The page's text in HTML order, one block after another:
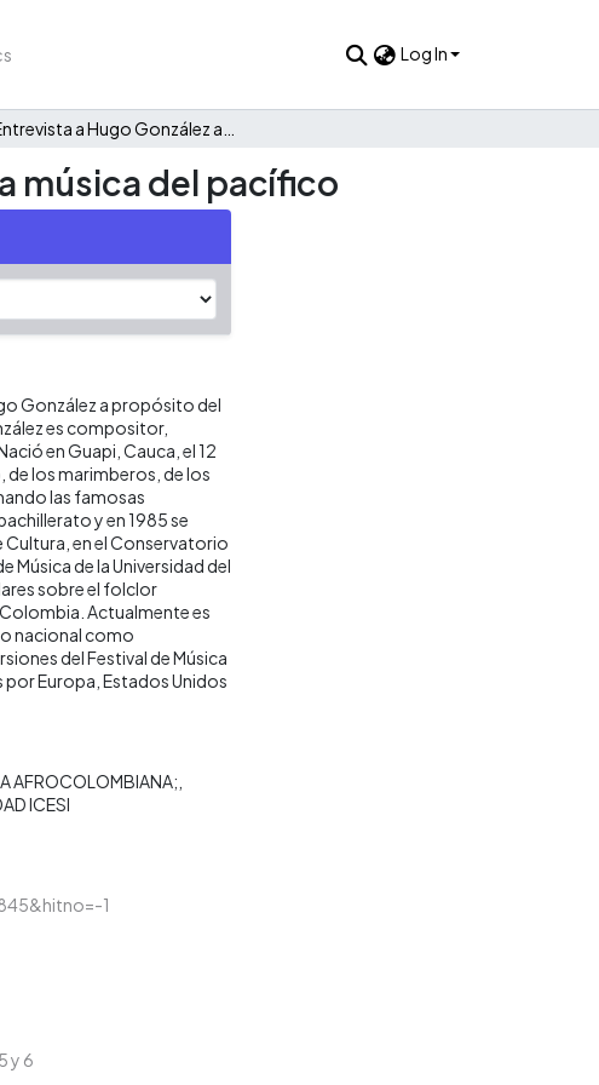
Log In
música del pacífico
González a propósito del
es compositor,
en Guapi, Cauca, el 12
de los marimberos, de los
las famosas
y en 1985 se
Cultura, en el Conservatorio
Música de la Universidad del
sobre el folclor
Actualmente es
nacional como
del Festival de Música
por Europa, Estados Unidos
AFROCOLOMBIANA;
ICESI
1
y 6